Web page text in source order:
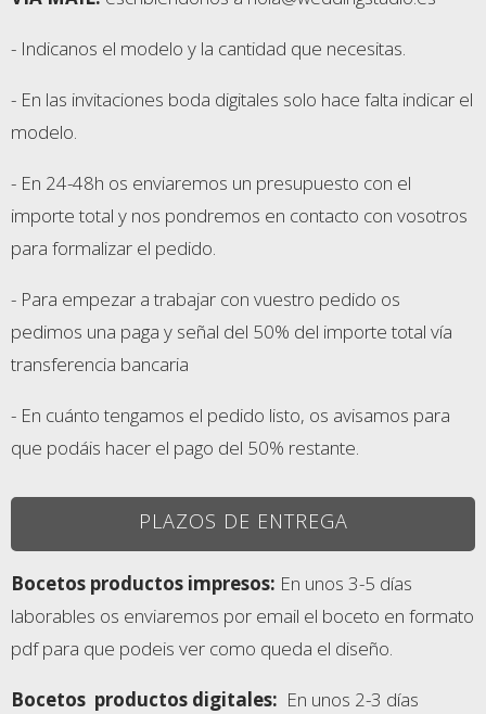
- Indicanos el modelo y la cantidad que necesitas.
- En las invitaciones boda digitales solo hace falta indicar el
modelo.
- En 24-48h os enviaremos un presupuesto con el
importe total y nos pondremos en contacto con vosotros
para formalizar el pedido.
- Para empezar a trabajar con vuestro pedido os
pedimos una paga y señal del 50% del importe total vía
transferencia bancaria
- En cuánto tengamos el pedido listo, os avisamos para
que podáis hacer el pago del 50% restante.
PLAZOS DE ENTREGA
Bocetos productos impresos: En unos 3-5 días
laborables os enviaremos por email el boceto en formato
pdf para que podeis ver como queda el diseño.
Bocetos productos digitales: En unos 2-3 días